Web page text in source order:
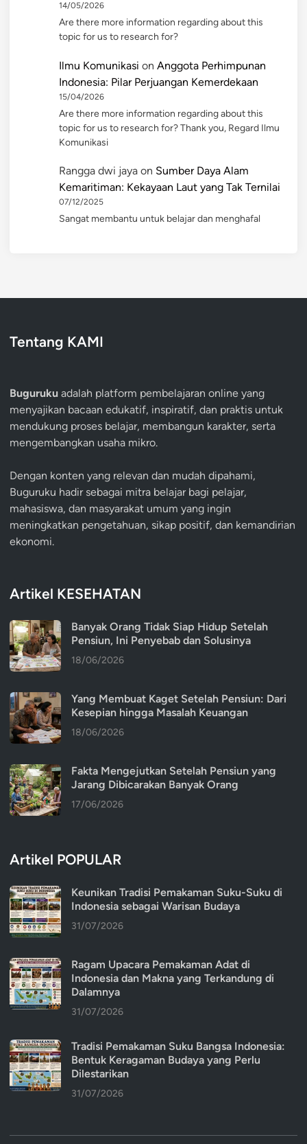
14/05/2026
Are there more information regarding about this
topic for us to research for?
Ilmu Komunikasi on Anggota Perhimpunan
Indonesia: Pilar Perjuangan Kemerdekaan
15/04/2026
Are there more information regarding about this
topic for us to research for? Thank you, Regard Ilmu
Komunikasi
Rangga dwi jaya on Sumber Daya Alam
Kemaritiman: Kekayaan Laut yang Tak Ternilai
07/12/2025
Sangat membantu untuk belajar dan menghafal
Tentang KAMI
Buguruku adalah platform pembelajaran online yang
menyajikan bacaan edukatif, inspiratif, dan praktis untuk
mendukung proses belajar, membangun karakter, serta
mengembangkan usaha mikro.
Dengan konten yang relevan dan mudah dipahami,
Buguruku hadir sebagai mitra belajar bagi pelajar,
mahasiswa, dan masyarakat umum yang ingin
meningkatkan pengetahuan, sikap positif, dan kemandirian
ekonomi.
Artikel KESEHATAN
Banyak Orang Tidak Siap Hidup Setelah
Pensiun, Ini Penyebab dan Solusinya
18/06/2026
Yang Membuat Kaget Setelah Pensiun: Dari
Kesepian hingga Masalah Keuangan
18/06/2026
Fakta Mengejutkan Setelah Pensiun yang
Jarang Dibicarakan Banyak Orang
17/06/2026
Artikel POPULAR
Keunikan Tradisi Pemakaman Suku-Suku di
Indonesia sebagai Warisan Budaya
31/07/2026
Ragam Upacara Pemakaman Adat di
Indonesia dan Makna yang Terkandung di
Dalamnya
31/07/2026
Tradisi Pemakaman Suku Bangsa Indonesia:
Bentuk Keragaman Budaya yang Perlu
Dilestarikan
31/07/2026